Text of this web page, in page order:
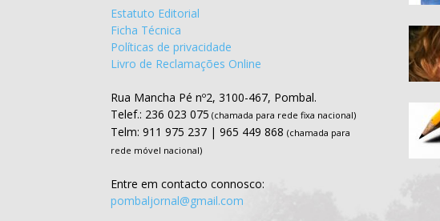
Estatuto Editorial
Ficha Técnica
Políticas de privacidade
Livro de Reclamações Online
Rua Mancha Pé nº2, 3100-467, Pombal.
Telef.: 236 023 075 (chamada para rede fixa nacional)
Telm: 911 975 237 | 965 449 868 (chamada para
rede móvel nacional)
Entre em contacto connosco:
pombaljornal@gmail.com